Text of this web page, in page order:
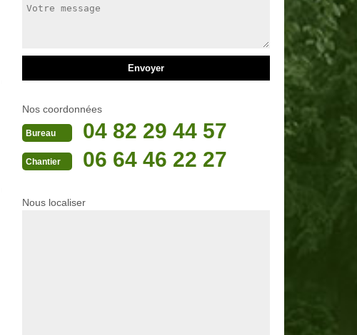
Nos coordonnées
Bureau 04 82 29 44 57
Chantier 06 64 46 22 27
Nous localiser